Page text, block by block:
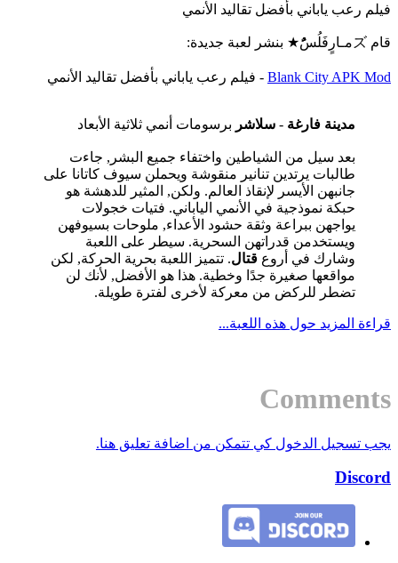
فيلم رعب ياباني بأفضل تقاليد الأنمي
قام ズمـارٍفَلُسًٌُُ★ بنشر لعبة جديدة:
Blank City APK Mod - فيلم رعب ياباني بأفضل تقاليد الأنمي
مدينة فارغة - سلاشر برسومات أنمي ثلاثية الأبعاد
بعد سيل من الشياطين واختفاء جميع البشر, جاءت
طالبات يرتدين تنانير منقوشة ويحملن سيوف كاتانا على
جانبهن الأيسر لإنقاذ العالم. ولكن, المثير للدهشة هو
حبكة نموذجية في الأنمي الياباني. فتيات خجولات
يواجهن ببراعة وثقة حشود الأعداء, ملوحات بسيوفهن
ويستخدمن قدراتهن السحرية. سيطر على اللعبة
وشارك في أروع قتال. تتميز اللعبة بحرية الحركة, لكن
مواقعها صغيرة جدًا وخطية. هذا هو الأفضل, لأنك لن
تضطر للركض من معركة لأخرى لفترة طويلة.
قراءة المزيد حول هذه اللعبة...
Comments
يجب تسجيل الدخول كي تتمكن من اضافة تعليق هنا.
Discord